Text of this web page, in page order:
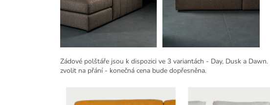
Zádové polštáře jsou k dispozici ve 3 variantách - Day, Dusk a Dawn.
zvolit na přání - konečná cena bude dopřesněna.